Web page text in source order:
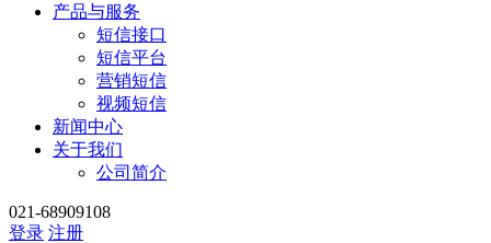
产品与服务
短信接口
短信平台
营销短信
视频短信
新闻中心
关于我们
公司简介
021-68909108
登录 注册